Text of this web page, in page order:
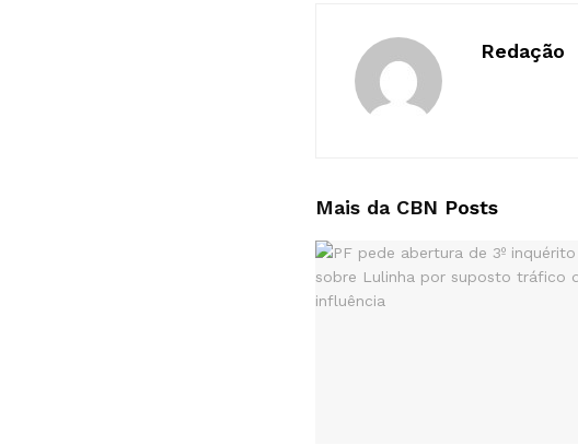
Redação
Mais da CBN Posts